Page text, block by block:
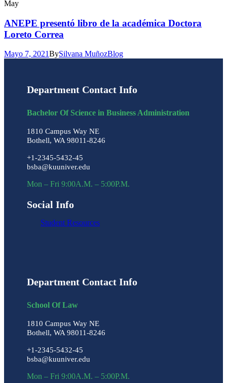
May
ANEPE presentó libro de la académica Doctora
Loreto Correa
Mayo 7, 2021BySilvana MuñozBlog
Department Contact Info
Bachelor Of Science in Business Administration
1810 Campus Way NE
Bothell, WA 98011-8246
+1-2345-5432-45
bsba@kuuniver.edu
Mon – Fri 9:00A.M. – 5:00P.M.
Social Info
Student Resources
Department Contact Info
School Of Law
1810 Campus Way NE
Bothell, WA 98011-8246
+1-2345-5432-45
bsba@kuuniver.edu
Mon – Fri 9:00A.M. – 5:00P.M.